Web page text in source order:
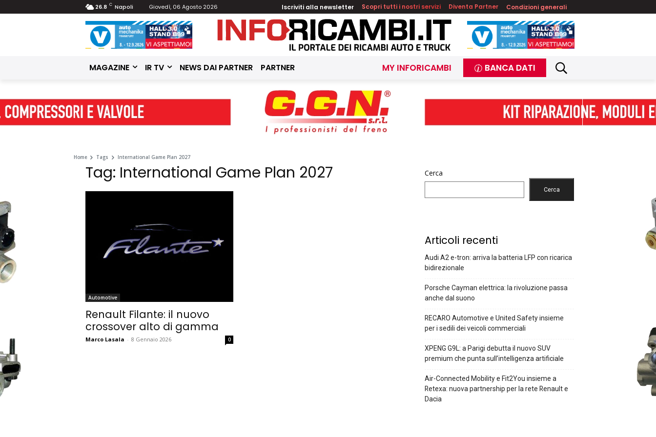
26.8 C Napoli Giovedì, 06 Agosto 2026 Iscriviti alla newsletter Scopri tutti i nostri servizi Diventa Partner Condizioni generali
MAGAZINE IR TV NEWS DAI PARTNER PARTNER MY INFORICAMBI BANCA DATI
Home Tags International Game Plan 2027
Tag: International Game Plan 2027
Automotive
Renault Filante: il nuovo
crossover alto di gamma
Marco Lasala - 8 Gennaio 2026 0
Cerca
Cerca
Articoli recenti
Audi A2 e-tron: arriva la batteria LFP con ricarica
bidirezionale
Porsche Cayman elettrica: la rivoluzione passa
anche dal suono
RECARO Automotive e United Safety insieme
per i sedili dei veicoli commerciali
XPENG G9L: a Parigi debutta il nuovo SUV
premium che punta sull’intelligenza artificiale
Air-Connected Mobility e Fit2You insieme a
Retexa: nuova partnership per la rete Renault e
Dacia